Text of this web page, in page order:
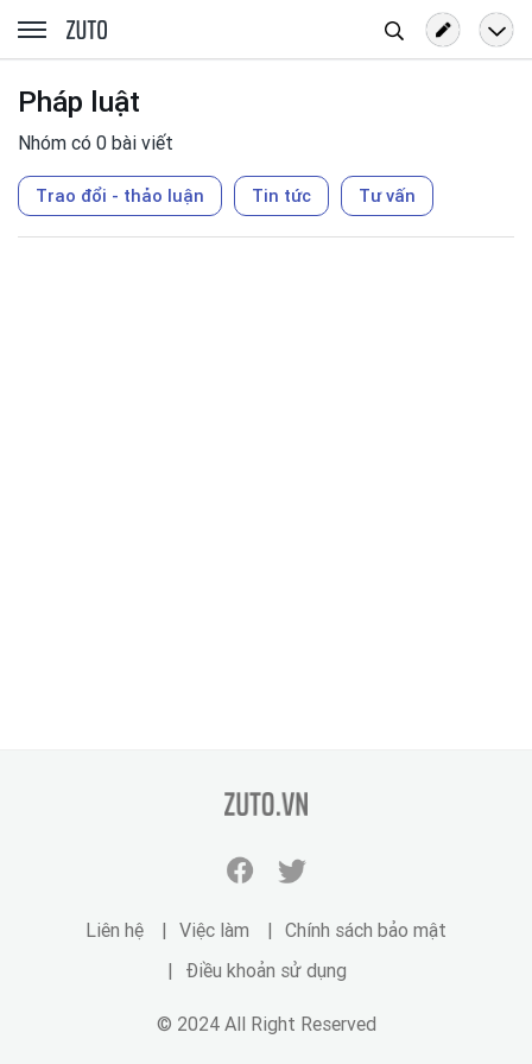
zuto.vn
kiếm
Pháp luật
Nhóm có 0 bài viết
Trao đổi - thảo luận Tin tức Tư vấn
zuto.vn
© 2024 All Right Reserved
Liên hệ Việc làm
Chính sách bảo mật
Điều khoản sử dụng
Facebook
zuto.vn
Twitter
zuto.vn